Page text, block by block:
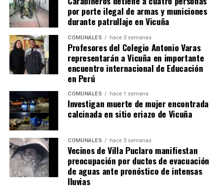
por porte ilegal de armas y municiones
durante patrullaje en Vicuña
COMUNALES hace 3 semanas
Profesores del Colegio Antonio Varas
representarán a Vicuña en importante
encuentro internacional de Educación
en Perú
COMUNALES hace 1 semana
Investigan muerte de mujer encontrada
calcinada en sitio eriazo de Vicuña
COMUNALES hace 3 semanas
Vecinos de Villa Puclaro manifiestan
preocupación por ductos de evacuación
de aguas ante pronóstico de intensas
lluvias